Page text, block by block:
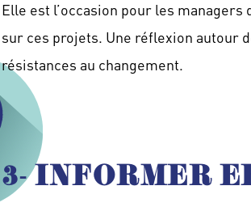
Elle est l’occasion pour les
sur ces projets. Une réflexion autour
résistances au changement.
3- INFORMER